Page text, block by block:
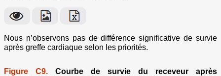
Nous n’observons pas de différence significative de survie
après greffe cardiaque selon les priorités.
Figure C9. Courbe de survie du receveur après